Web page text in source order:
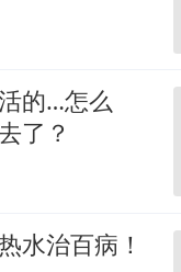
的…怎么
了？
水治百病！